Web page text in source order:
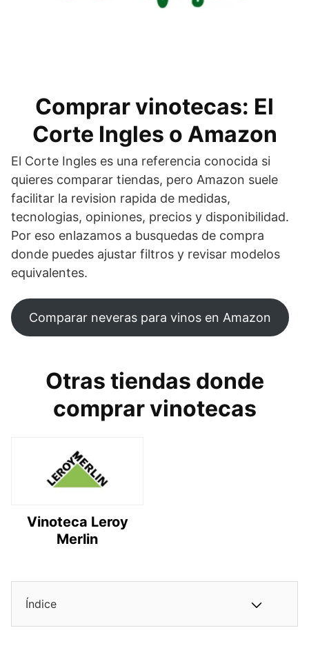
Comprar vinotecas: El
Corte Ingles o Amazon
El Corte Ingles es una referencia conocida si
quieres comparar tiendas, pero Amazon suele
facilitar la revision rapida de medidas,
tecnologias, opiniones, precios y disponibilidad.
Por eso enlazamos a busquedas de compra
donde puedes ajustar filtros y revisar modelos
equivalentes.
Comparar neveras para vinos en Amazon
Otras tiendas donde
comprar vinotecas
Vinoteca Leroy
Merlin
Índice